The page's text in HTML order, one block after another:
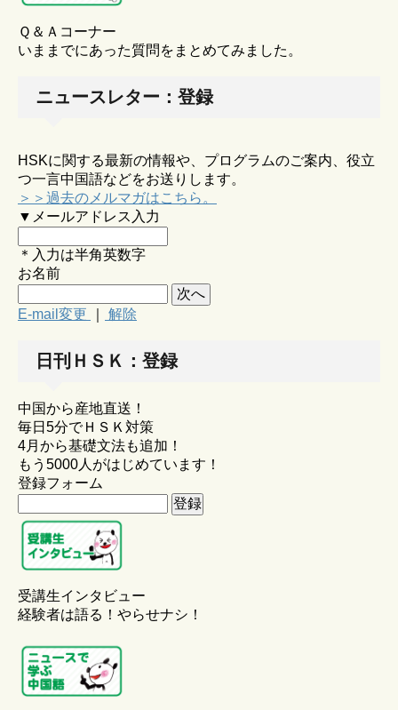
Ｑ＆Ａコーナー
いままでにあった質問をまとめてみました。
ニュースレター：登録
HSKに関する最新の情報や、プログラムのご案内、役立
つ一言中国語などをお送りします。
＞＞過去のメルマガはこちら。
▼メールアドレス入力
＊入力は半角英数字
お名前
E-mail変更 解除
日刊ＨＳＫ：登録
中国から産地直送！
毎日5分でＨＳＫ対策
4月から基礎文法も追加！
もう5000人がはじめています！
登録フォーム
受講生インタビュー
経験者は語る！やらせナシ！